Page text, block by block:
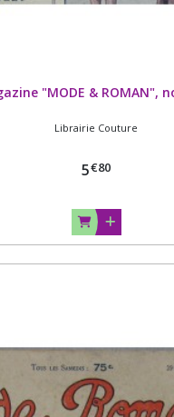
"MODE & ROMAN",
Librairie Couture
5€80